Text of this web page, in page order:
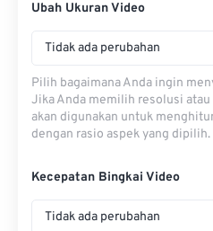
Ubah Ukuran Video
Tidak ada perubahan
Pilih bagaimana Anda ingin
Jika Anda memilih resolusi
akan digunakan untuk
dengan rasio aspek yang dipilih.
Kecepatan Bingkai Video
Tidak ada perubahan